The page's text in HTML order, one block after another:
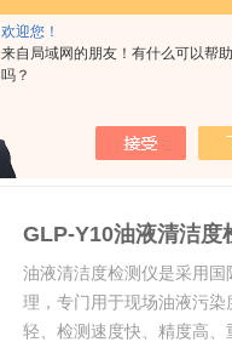
欢迎您！
来自局域网的朋友！有什么可以帮
吗？
计数原理，专门用于现场油
质量轻、检测速度快、精
GLP-Y10油液清洁度
油液清洁度检测仪是采用
理，专门用于现场油液污
轻、检测速度快、精度高